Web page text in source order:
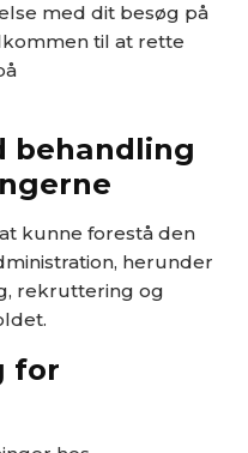
med dit besøg på
til at rette
behandling
kunne forestå den
herunder
rekruttering og
for